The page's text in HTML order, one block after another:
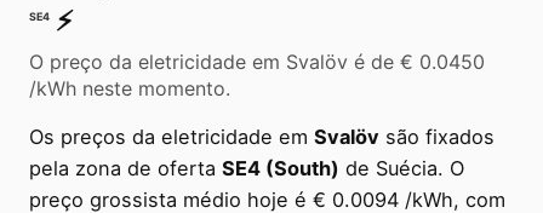
SE4 ⚡️
O preço da eletricidade em Svalöv é de € 0.0450
/kWh neste momento.
Os preços da eletricidade em Svalöv são fixados
pela zona de oferta SE4 (South) de Suécia. O
preço grossista médio hoje é € 0.0094 /kWh, com